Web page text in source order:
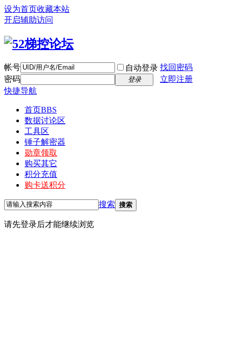
设为首页收藏本站
开启辅助访问
帐号 自动登录 找回密码
密码
登录
立即注册
快捷导航
首页BBS
数据讨论区
工具区
锤子解密器
勋章领取
购买其它
积分充值
购卡送积分
搜索 搜索
请先登录后才能继续浏览